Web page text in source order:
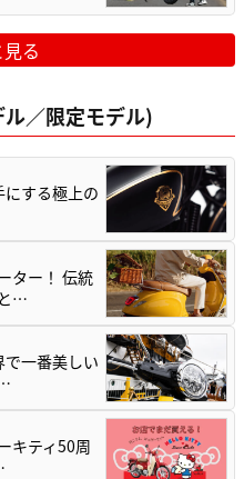
る
／限定モデル)
にする極上の
ター！ 伝統
…
一番美しい
キティ50周